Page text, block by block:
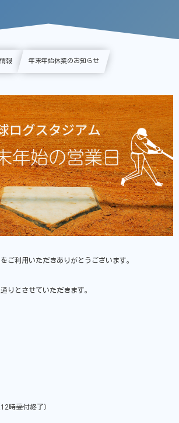
報 年末年始休業のお知らせ
ご利用いただきありがとうございます。
りとさせていただきます。
時受付終了）